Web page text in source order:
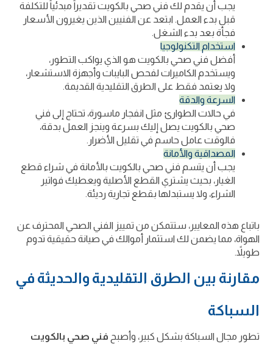
يجب أن يقدم لك فني صحي بالكويت تقديراً مبدئياً للتكلفة
قبل بدء العمل. ابتعد عن الفنيين الذين يغيرون الأسعار
فجأة بعد بدء الشغل.
استخدام التكنولوجيا
أفضل فني صحي بالكويت هو الذي يواكب التطور،
ويستخدم الكاميرات لفحص البايبات وأجهزة الاستشعار،
ولا يعتمد فقط على الطرق التقليدية القديمة.
السرعة والدقة
في حالات الطوارئ مثل انفجار ماسورة، تحتاج إلى فني
صحي بالكويت يصل إليك بسرعة وينجز العمل بدقة،
فالوقت عامل حاسم في تقليل الأضرار.
المصداقية والأمانة
يجب أن يتسم فني صحي بالكويت بالأمانة في شراء قطع
الغيار، بحيث يشتري القطع الأصلية ويعطيك فواتير
الشراء، ولا يستبدلها بقطع تجارية رديئة.
باتباع هذه المعايير، ستتمكن من تمييز الفني الصحي المحترف عن
الهواة، مما يضمن لك استثمار أموالك في صيانة حقيقية تدوم
طويلاً.
مقارنة بين الطرق التقليدية والحديثة في
السباكة
تطور مجال السباكة بشكل كبير، وأصبح فني صحي بالكويت